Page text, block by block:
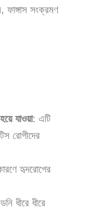
ফাঙ্গাস সংক্রমণ
যাওয়া: এটি
রোগীদের
হৃদরোগের
ধীরে ধীরে